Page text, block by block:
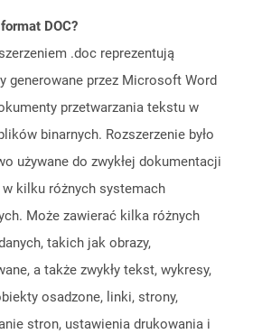
DOC?
.doc reprezentują
generowane przez Microsoft Word
przetwarzania tekstu w
binarnych. Rozszerzenie było
używane do zwykłej dokumentacji
kilku różnych systemach
Może zawierać kilka różnych
takich jak obrazy,
a także zwykły tekst, wykresy,
osadzone, linki, strony,
stron, ustawienia drukowania i